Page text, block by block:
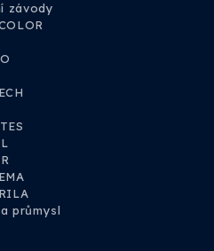
závody
průmysl